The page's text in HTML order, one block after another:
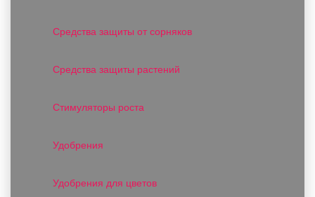
Средства защиты от сорняков
Средства защиты растений
Стимуляторы роста
Удобрения
Удобрения для цветов